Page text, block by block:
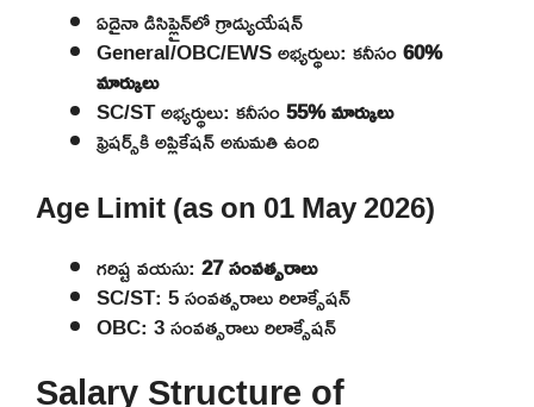
ఏదైనా డిసిప్లైన్‌లో గ్రాడ్యుయేషన్
General/OBC/EWS అభ్యర్థులు: కనీసం60%
మార్కులు
SC/ST అభ్యర్థులు: కనీసం55% మార్కులు
ఫ్రెషర్స్‌కి అప్లికేషన్ అనుమతి ఉంది
Age Limit (as on 01 May 2026)
గరిష్ట వయసు: 27 సంవత్సరాలు
SC/ST: 5 సంవత్సరాలు రిలాక్సేషన్
OBC: 3 సంవత్సరాలు రిలాక్సేషన్
Salary Structure of